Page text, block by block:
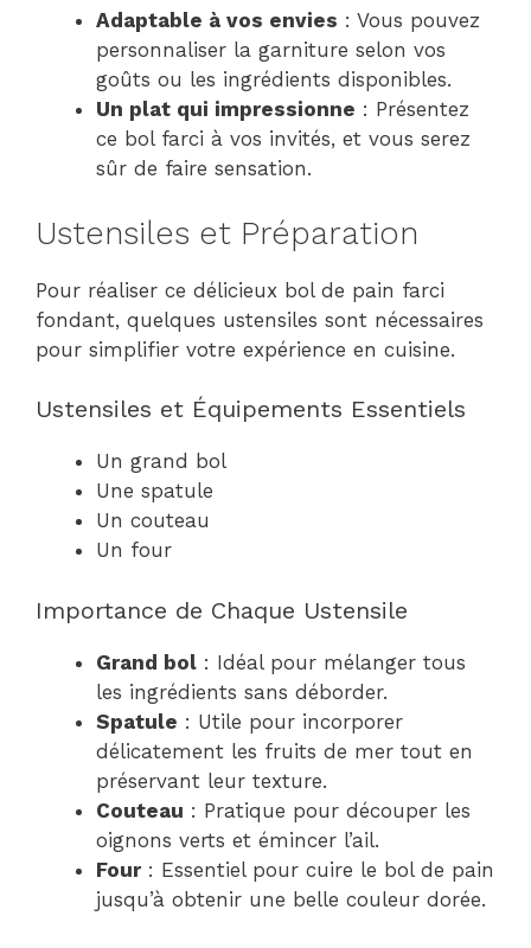
Adaptable à vos envies : Vous pouvez
personnaliser la garniture selon vos
goûts ou les ingrédients disponibles.
Un plat qui impressionne : Présentez
ce bol farci à vos invités, et vous serez
sûr de faire sensation.
Ustensiles et Préparation
Pour réaliser ce délicieux bol de pain farci
fondant, quelques ustensiles sont nécessaires
pour simplifier votre expérience en cuisine.
Ustensiles et Équipements Essentiels
Un grand bol
Une spatule
Un couteau
Un four
Importance de Chaque Ustensile
Grand bol : Idéal pour mélanger tous
les ingrédients sans déborder.
Spatule : Utile pour incorporer
délicatement les fruits de mer tout en
préservant leur texture.
Couteau : Pratique pour découper les
oignons verts et émincer l’ail.
Four: Essentiel pour cuire le bol de pain
jusqu’à obtenir une belle couleur dorée.